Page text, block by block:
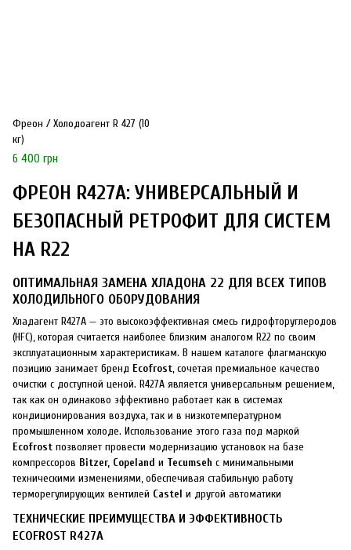
Фреон / Холодоагент R 427 (10
кг)
6 400 грн
ФРЕОН R427A: УНИВЕРСАЛЬНЫЙ И
БЕЗОПАСНЫЙ РЕТРОФИТ ДЛЯ СИСТЕМ
НА R22
ОПТИМАЛЬНАЯ ЗАМЕНА ХЛАДОНА 22 ДЛЯ ВСЕХ ТИПОВ
ХОЛОДИЛЬНОГО ОБОРУДОВАНИЯ
Хладагент R427A — это высокоэффективная смесь гидрофторуглеродов
(HFC), которая считается наиболее близким аналогом R22 по своим
эксплуатационным характеристикам. В нашем каталоге флагманскую
позицию занимает бренд Ecofrost, сочетая премиальное качество
очистки с доступной ценой. R427A является универсальным решением,
так как он одинаково эффективно работает как в системах
кондиционирования воздуха, так и в низкотемпературном
промышленном холоде. Использование этого газа под маркой
Ecofrost позволяет провести модернизацию установок на базе
компрессоров Bitzer, Copeland и Tecumseh с минимальными
техническими изменениями, обеспечивая стабильную работу
терморегулирующих вентилей Castel и другой автоматики
ТЕХНИЧЕСКИЕ ПРЕИМУЩЕСТВА И ЭФФЕКТИВНОСТЬ
ECOFROST R427A